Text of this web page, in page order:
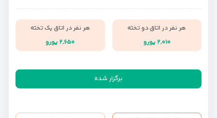
هر نفر در اتاق دو تخته
۲,۰۱۰ یورو
هر نفر در اتاق یک تخته
۲,۶۵۰ یورو
برگزار شده